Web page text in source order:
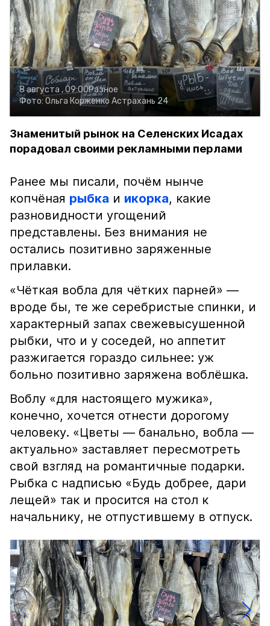
8 августа , 09:00Разное
Фото: Ольга Корженко Астрахань 24
Знаменитый рынок на Селенских Исадах
порадовал своими рекламными перлами
Ранее мы писали, почём нынче
копчёная рыбка и икорка, какие
разновидности угощений
представлены. Без внимания не
остались позитивно заряженные
прилавки.
«Чёткая вобла для чётких парней» —
вроде бы, те же серебристые спинки, и
характерный запах свежевысушенной
рыбки, что и у соседей, но аппетит
разжигается гораздо сильнее: уж
больно позитивно заряжена воблёшка.
Воблу «для настоящего мужика»,
конечно, хочется отнести дорогому
человеку. «Цветы — банально, вобла —
актуально» заставляет пересмотреть
свой взгляд на романтичные подарки.
Рыбка с надписью «Будь добрее, дари
лещей» так и просится на стол к
начальнику, не отпустившему в отпуск.